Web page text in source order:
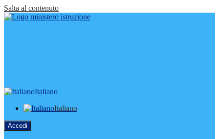
Salta al contenuto
Italiano
Italiano
Accedi